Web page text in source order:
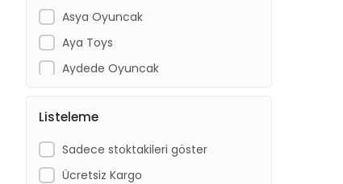
Asya Oyuncak
Aya Toys
Aydede Oyuncak
BİRLİK TOYS
BRİO
CA GAMES
Listeleme
Sadece stoktakileri göster
Ücretsiz Kargo